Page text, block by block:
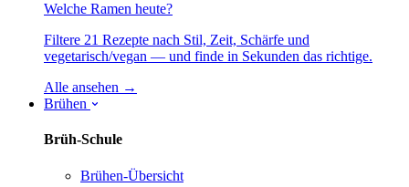
Welche Ramen heute?
Filtere 21 Rezepte nach Stil, Zeit, Schärfe und
vegetarisch/vegan — und finde in Sekunden das richtige.
Alle ansehen →
Brühen
Brüh-Schule
Brühen-Übersicht